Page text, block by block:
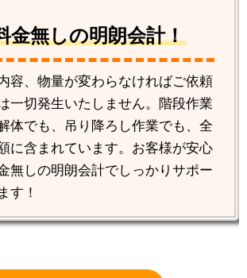
金無しの明朗会計！
容、物量が変わらなければご依頼
一切発生いたしません。階段作業
体でも、吊り降ろし作業でも、全
に含まれています。お客様が安心
無しの明朗会計でしっかりサポー
す！